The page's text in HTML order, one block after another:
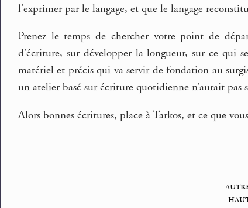
l’exprimer par le langage, et que le langage
Prenez le temps de chercher votre point de
d’écriture, sur développer la longueur, sur ce qui
matériel et précis qui va servir de fondation au
un atelier basé sur écriture quotidienne n’aurait pas
Alors bonnes écritures, place à Tarkos, et ce que